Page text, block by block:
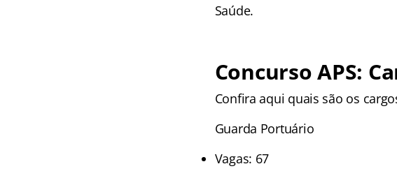
Saúde.
Concurso APS:
Confira aqui quais são os
Guarda Portuário
Vagas: 67